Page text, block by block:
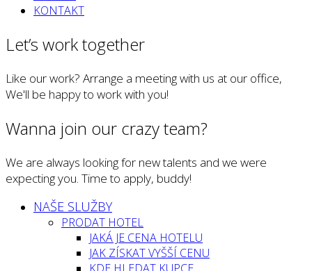
KONTAKT
Let’s work together
Like our work? Arrange a meeting with us at our office,
We'll be happy to work with you!
Wanna join our crazy team?
We are always looking for new talents and we were
expecting you. Time to apply, buddy!
NAŠE SLUŽBY
PRODAT HOTEL
JAKÁ JE CENA HOTELU
JAK ZÍSKAT VYŠŠÍ CENU